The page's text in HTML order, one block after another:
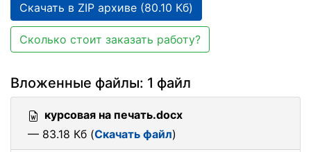
Скачать в ZIP архиве (80.10 Кб)
Сколько стоит заказать работу?
Вложенные файлы: 1 файл
курсовая на печать.docx
— 83.18 Кб (Скачать файл)